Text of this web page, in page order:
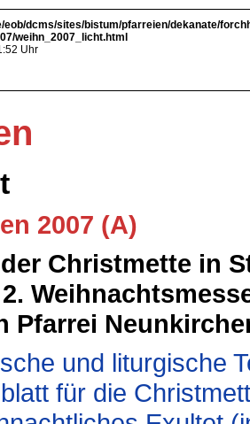
eob/dcms/sites/bistum/pfarreien/dekanate/
weihn_2007_licht.html
Uhr
2007 (A)
Christmette in
Pfarrei
und liturgische
für die